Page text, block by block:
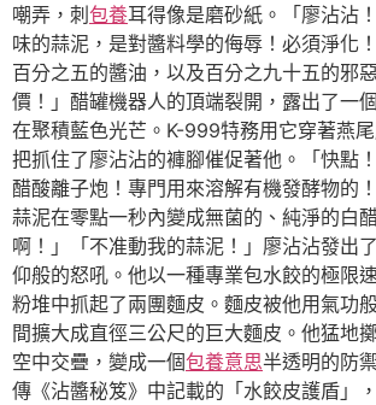
嘲弄，刺包養耳得像是磨砂紙。「廖沾沾
味的蒜泥，是對醬料學的侮辱！必須淨化
百分之五的醬油，以及百分之九十五的邪
價！」醋罐機器人的頂端裂開，露出了一
在聚積藍色光芒。K-999特務用它穿著燕
把抓住了廖沾沾的褲腳催促著他。「快點
醋酸離子炮！專門用來溶解有機發酵物的
蒜泥在零點一秒內變成無菌的、純淨的白
啊！」「不准動我的蒜泥！」廖沾沾發出
仰般的怒吼。他以一種專業包水餃的極限
粉堆中抓起了兩團麵皮。麵皮被他用氣功
間擴大成直徑三公尺的巨大麵皮。他猛地
空中交疊，變成一個包養意思半透明的防
傳《沾醬秘笈》中記載的「水餃皮護盾」